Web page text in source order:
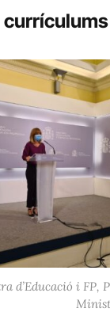
currículums
d’Educació i FP,